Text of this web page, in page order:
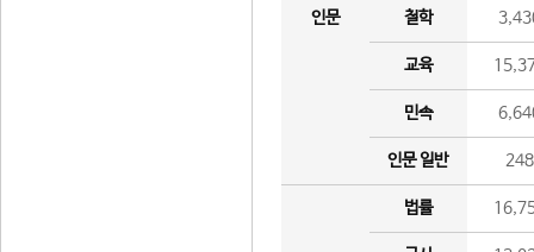
인문 철학
교육
민속
인문 일반 248
법률